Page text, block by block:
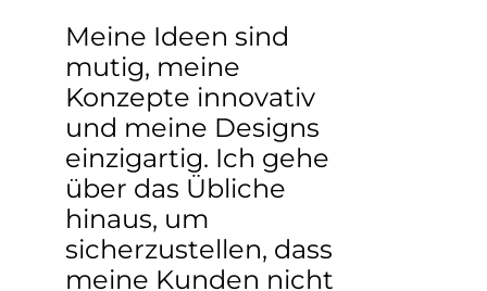
Meine Ideen sind
mutig, meine
Konzepte innovativ
und meine Designs
einzigartig. Ich gehe
über das Übliche
hinaus, um
sicherzustellen, dass
meine Kunden nicht